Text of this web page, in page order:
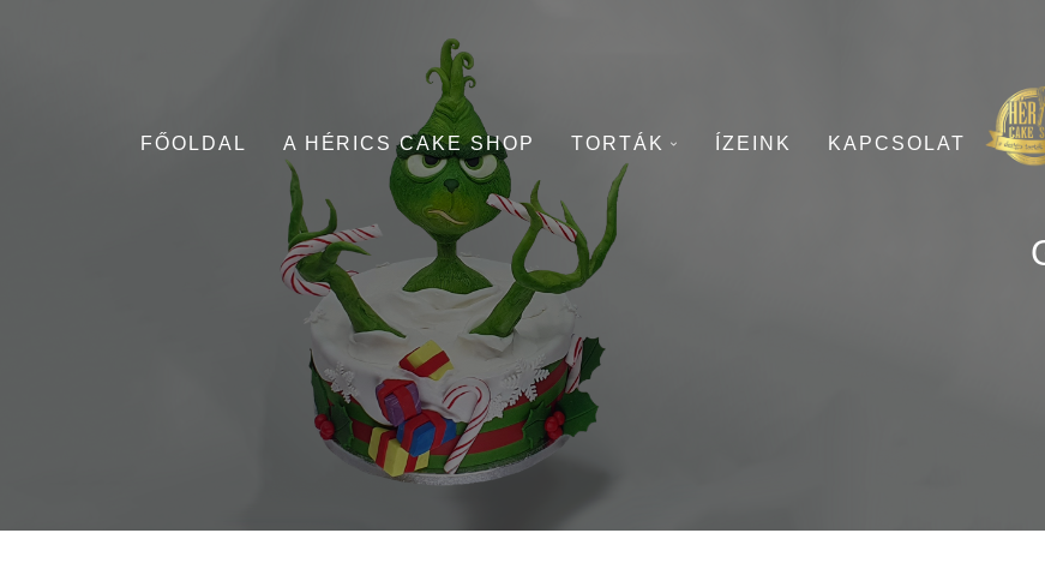
FŐOLDAL A HÉRICS CAKE SHOP TORTÁK ÍZEINK KAPCSOLAT